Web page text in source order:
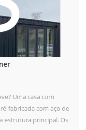
Uma casa com
fabricada com aço de
estrutura principal. Os